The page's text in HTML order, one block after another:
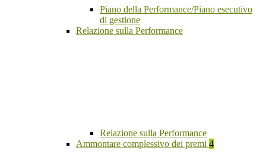
Piano della Performance/Piano esecutivo
di gestione
Relazione sulla Performance
Relazione sulla Performance
Ammontare complessivo dei premi 4